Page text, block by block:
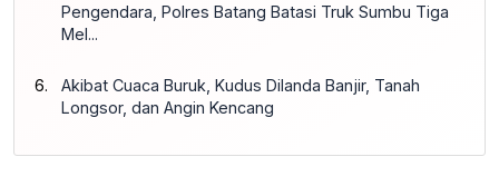
Pengendara, Polres Batang Batasi Truk Sumbu Tiga
Mel...
Akibat Cuaca Buruk, Kudus Dilanda Banjir, Tanah
Longsor, dan Angin Kencang